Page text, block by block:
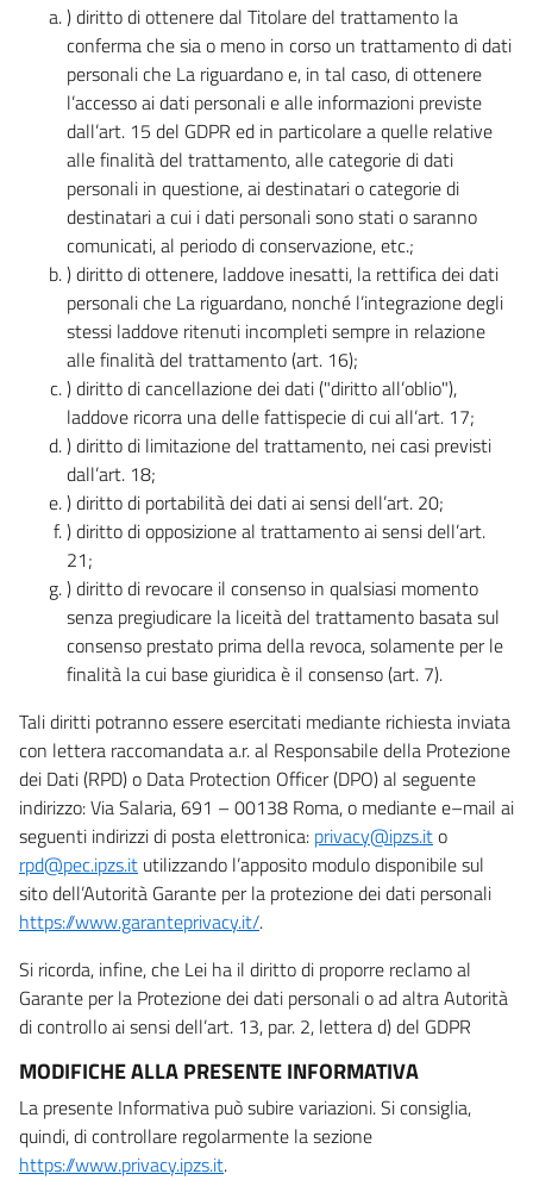
) diritto di ottenere dal Titolare del trattamento la
conferma che sia o meno in corso un trattamento di dati
personali che La riguardano e, in tal caso, di ottenere
l’accesso ai dati personali e alle informazioni previste
dall’art. 15 del GDPR ed in particolare a quelle relative
alle finalità del trattamento, alle categorie di dati
personali in questione, ai destinatari o categorie di
destinatari a cui i dati personali sono stati o saranno
comunicati, al periodo di conservazione, etc.;
) diritto di ottenere, laddove inesatti, la rettifica dei dati
personali che La riguardano, nonché l’integrazione degli
stessi laddove ritenuti incompleti sempre in relazione
alle finalità del trattamento (art. 16);
) diritto di cancellazione dei dati ("diritto all’oblio"),
laddove ricorra una delle fattispecie di cui all’art. 17;
) diritto di limitazione del trattamento, nei casi previsti
dall’art. 18;
) diritto di portabilità dei dati ai sensi dell’art. 20;
) diritto di opposizione al trattamento ai sensi dell’art.
21;
) diritto di revocare il consenso in qualsiasi momento
senza pregiudicare la liceità del trattamento basata sul
consenso prestato prima della revoca, solamente per le
finalità la cui base giuridica è il consenso (art. 7).
Tali diritti potranno essere esercitati mediante richiesta inviata
con lettera raccomandata a.r. al Responsabile della Protezione
dei Dati (RPD) o Data Protection Officer (DPO) al seguente
indirizzo: Via Salaria, 691 – 00138 Roma, o mediante e–mail ai
seguenti indirizzi di posta elettronica: privacy@ipzs.ito
rpd@pec.ipzs.it utilizzando l’apposito modulo disponibile sul
sito dell’Autorità Garante per la protezione dei dati personali
https://www.garanteprivacy.it/.
Si ricorda, infine, che Lei ha il diritto di proporre reclamo al
Garante per la Protezione dei dati personali o ad altra Autorità
di controllo ai sensi dell’art. 13, par. 2, lettera d) del GDPR
MODIFICHE ALLA PRESENTE INFORMATIVA
La presente Informativa può subire variazioni. Si consiglia,
quindi, di controllare regolarmente la sezione
https://www.privacy.ipzs.it.